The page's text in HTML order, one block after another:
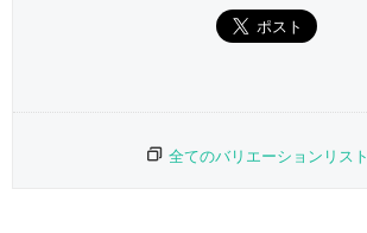
全てのバリエーションリスト